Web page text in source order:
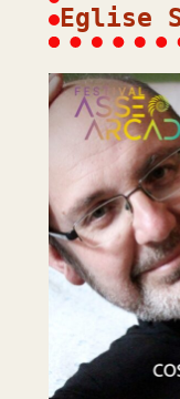
Eglise